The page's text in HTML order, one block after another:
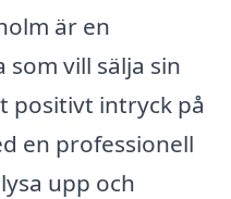
är en
vill sälja sin
positivt intryck på
en professionell
upp och